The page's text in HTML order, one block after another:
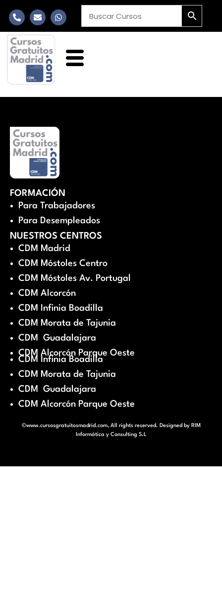
FORMACIÓN
Para Trabajadores
Para Desempleados
NUESTROS CENTROS
CDM Madrid
CDM Móstoles Centro
CDM Móstoles Av. Portugal
CDM Alcorcón
CDM Infinia Boadilla
CDM Morata de Tajunia
CDM Guadalajara
CDM Alcorcón Parque Oeste
CDM Infinia Boadilla
CDM Morata de Tajunia
CDM Guadalajara
CDM Alcorcón Parque Oeste
©www.cursosgratuitosmadrid.com, All rights reserved. Designed by RIM
Informática y Consulting S.L